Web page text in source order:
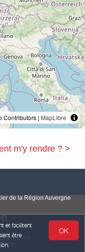
et facilitent
être
OK
Contributors | MapLibre
m'y rendre ? >
de la Région Auvergne